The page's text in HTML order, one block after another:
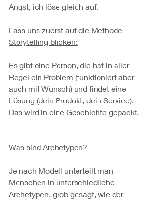
Angst, ich löse gleich auf.
Lass uns zuerst auf die Methode
Storytelling blicken:
Es gibt eine Person, die hat in aller
Regel ein Problem (funktioniert aber
auch mit Wunsch) und findet eine
Lösung (dein Produkt, dein Service).
Das wird in eine Geschichte gepackt.
Was sind Archetypen?
Je nach Modell unterteilt man
Menschen in unterschiedliche
Archetypen, grob gesagt, wie der